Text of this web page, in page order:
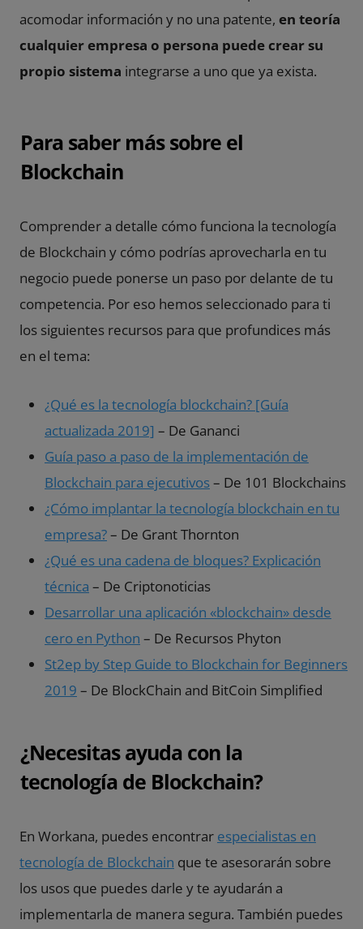
acomodar información y no una patente, en teoría
cualquier empresa o persona puede crear su
propio sistema integrarse a uno que ya exista.
Para saber más sobre el
Blockchain
Comprender a detalle cómo funciona la tecnología
de Blockchain y cómo podrías aprovecharla en tu
negocio puede ponerse un paso por delante de tu
competencia. Por eso hemos seleccionado para ti
los siguientes recursos para que profundices más
en el tema:
¿Qué es la tecnología blockchain? [Guía
actualizada 2019] – De Gananci
Guía paso a paso de la implementación de
Blockchain para ejecutivos– De 101 Blockchains
¿Cómo implantar la tecnología blockchain en tu
empresa?– De Grant Thornton
¿Qué es una cadena de bloques? Explicación
técnica – De Criptonoticias
Desarrollar una aplicación «blockchain» desde
cero en Python – De Recursos Phyton
St2ep by Step Guide to Blockchain for Beginners
2019 – De BlockChain and BitCoin Simplified
¿Necesitas ayuda con la
tecnología de Blockchain?
En Workana, puedes encontrar especialistas en
tecnología de Blockchain que te asesorarán sobre
los usos que puedes darle y te ayudarán a
implementarla de manera segura. También puedes